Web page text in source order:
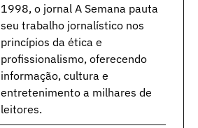
1998, o jornal A Semana pauta
seu trabalho jornalístico nos
princípios da ética e
profissionalismo, oferecendo
informação, cultura e
entretenimento a milhares de
leitores.